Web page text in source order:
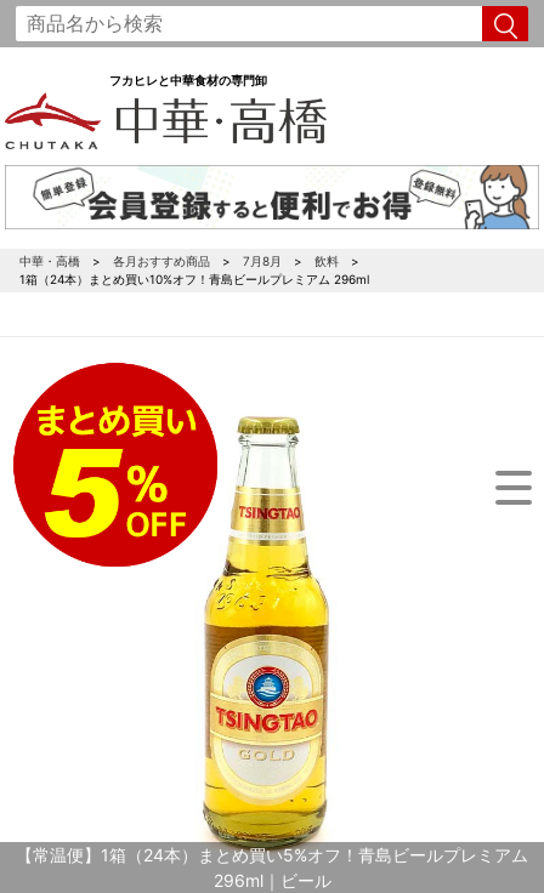
フカヒレと中華食材の専門卸
中華・高橋 各月おすすめ商品 7月8月
飲料
1箱（24本）まとめ買い10%オフ！青島ビールプレミアム 296ml
【常温便】1箱（24本）まとめ買い5%オフ！青島ビールプレミアム
296ml｜ビール